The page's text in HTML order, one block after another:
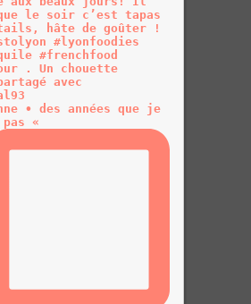
• des années que je
«